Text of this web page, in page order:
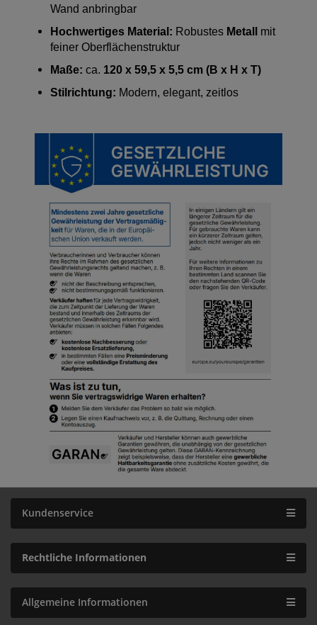
Wand anbringbar
Hochwertiges Material: Robustes Metall
mit
feiner Oberflächenstruktur
Maße: ca. 120 x 59,5 x 5,5 cm (B x H x T)
Stilrichtung: Modern, elegant, zeitlos
Kundenservice
Rechtliche Informationen
Allgemeine Informationen